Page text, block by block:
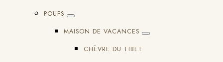
POUFS
MAISON DE VACANCES
CHÈVRE DU TIBET